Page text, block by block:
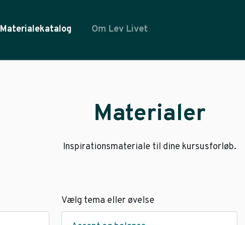
Materialekatalog Om Lev Livet
Materialer
Inspirationsmateriale til dine kursusforløb.
Vælg tema eller øvelse